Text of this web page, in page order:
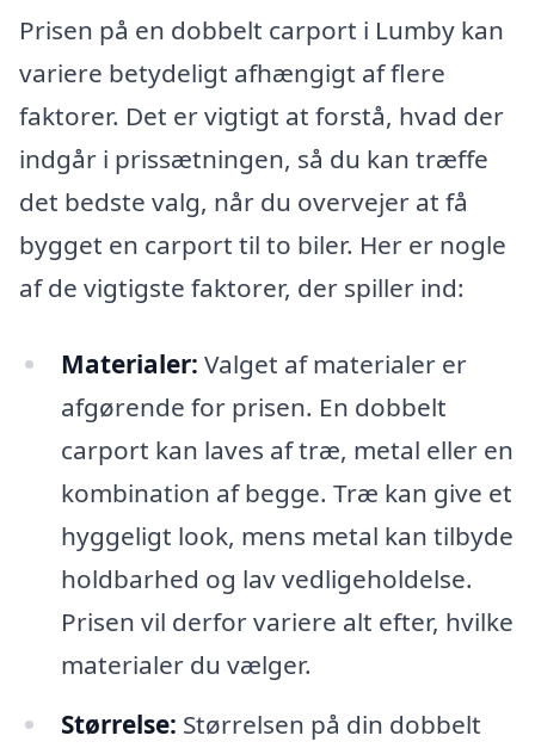
Prisen på en dobbelt carport i Lumby kan
variere betydeligt afhængigt af flere
faktorer. Det er vigtigt at forstå, hvad der
indgår i prissætningen, så du kan træffe
det bedste valg, når du overvejer at få
bygget en carport til to biler. Her er nogle
af de vigtigste faktorer, der spiller ind:
Materialer: Valget af materialer er
afgørende for prisen. En dobbelt
carport kan laves af træ, metal eller en
kombination af begge. Træ kan give et
hyggeligt look, mens metal kan tilbyde
holdbarhed og lav vedligeholdelse.
Prisen vil derfor variere alt efter, hvilke
materialer du vælger.
Størrelse: Størrelsen på din dobbelt